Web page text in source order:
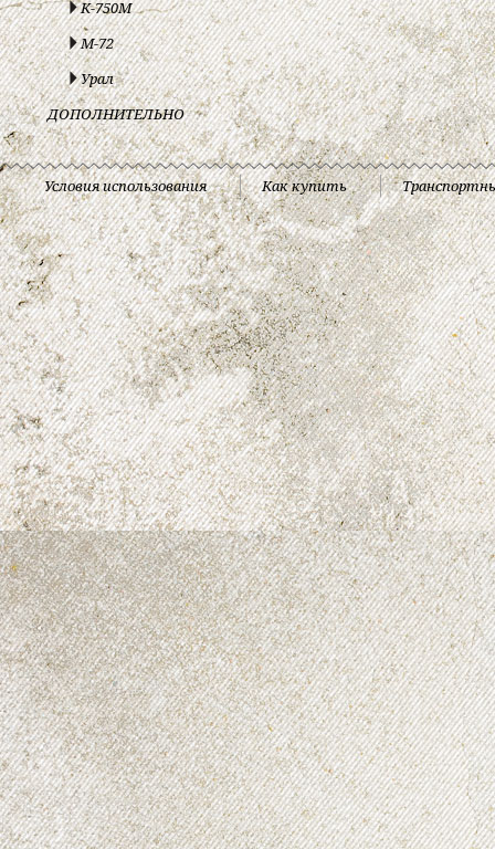
К-750М
М-72
Урал
ДОПОЛНИТЕЛЬНО
Условия использования Как купить